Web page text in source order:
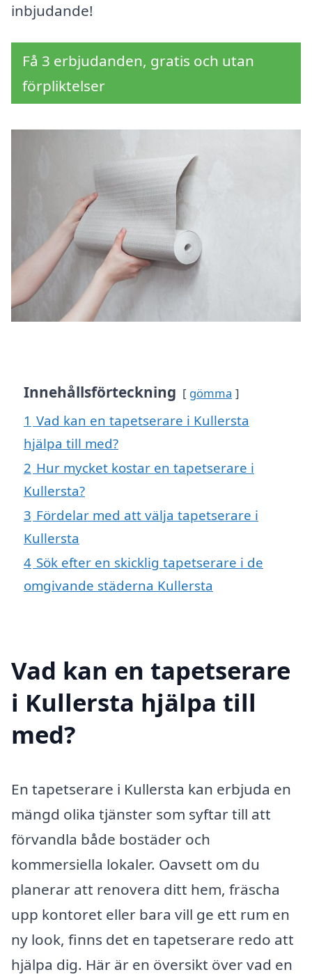
inbjudande!
Få 3 erbjudanden, gratis och utan
förpliktelser
Innehållsförteckning gömma
1 Vad kan en tapetserare i Kullersta
hjälpa till med?
2 Hur mycket kostar en tapetserare i
Kullersta?
3 Fördelar med att välja tapetserare i
Kullersta
4 Sök efter en skicklig tapetserare i de
omgivande städerna Kullersta
Vad kan en tapetserare
i Kullersta hjälpa till
med?
En tapetserare i Kullersta kan erbjuda en
mängd olika tjänster som syftar till att
förvandla både bostäder och
kommersiella lokaler. Oavsett om du
planerar att renovera ditt hem, fräscha
upp kontoret eller bara vill ge ett rum en
ny look, finns det en tapetserare redo att
hjälpa dig. Här är en översikt över vad en